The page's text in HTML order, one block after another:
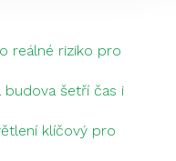
reálné riziko pro
šetří čas i
klíčový pro